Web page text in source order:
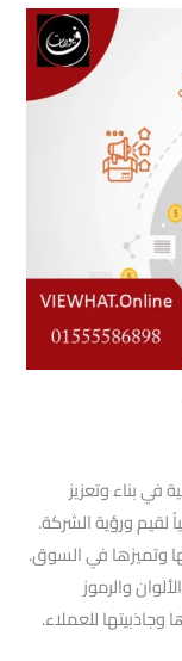
في بناء وتعزيز
لقيم ورؤية الشركة.
وتميزها في السوق.
والرموز
للعملاء.